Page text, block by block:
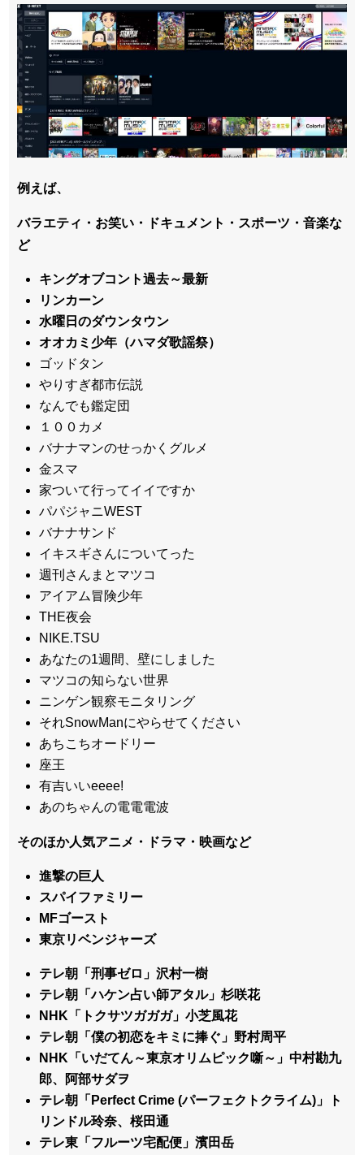
例えば、
バラエティ・お笑い・ドキュメント・スポーツ・音楽な
ど
キングオブコント過去～最新
リンカーン
水曜日のダウンタウン
オオカミ少年（ハマダ歌謡祭）
ゴッドタン
やりすぎ都市伝説
なんでも鑑定団
１００カメ
バナナマンのせっかくグルメ
金スマ
家ついて行ってイイですか
パパジャニWEST
バナナサンド
イキスギさんについてった
週刊さんまとマツコ
アイアム冒険少年
THE夜会
NIKE.TSU
あなたの1週間、壁にしました
マツコの知らない世界
ニンゲン観察モニタリング
それSnowManにやらせてください
あちこちオードリー
座王
有吉いいeeee!
あのちゃんの電電電波
そのほか人気アニメ・ドラマ・映画など
進撃の巨人
スパイファミリー
MFゴースト
東京リベンジャーズ
テレ朝「刑事ゼロ」沢村一樹
テレ朝「ハケン占い師アタル」杉咲花
NHK「トクサツガガガ」小芝風花
テレ朝「僕の初恋をキミに捧ぐ」野村周平
NHK「いだてん～東京オリムピック噺～」中村勘九
郎、阿部サダヲ
テレ朝「Perfect Crime (パーフェクトクライム)」ト
リンドル玲奈、桜田通
テレ東「フルーツ宅配便」濱田岳